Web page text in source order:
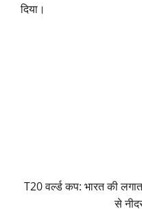
दिया।
T20 वर्ल्ड कप: भारत की
से